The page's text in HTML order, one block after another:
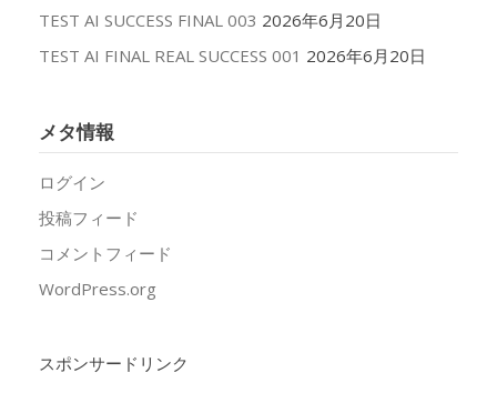
TEST AI SUCCESS FINAL 003 2026年6月20日
TEST AI FINAL REAL SUCCESS 001 2026年6月20日
メタ情報
ログイン
投稿フィード
コメントフィード
WordPress.org
スポンサードリンク